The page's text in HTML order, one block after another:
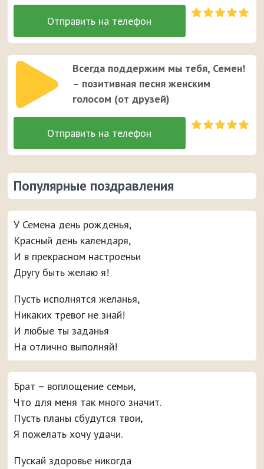
Всегда поддержим мы тебя, Семен!
– позитивная песня женским
голосом (от друзей)
Популярные поздравления
У Семена день рожденья,
Красный день календаря,
И в прекрасном настроеньи
Другу быть желаю я!
Пусть исполнятся желанья,
Никаких тревог не знай!
И любые ты заданья
На отлично выполняй!
Брат – воплощение семьи,
Что для меня так много значит.
Пусть планы сбудутся твои,
Я пожелать хочу удачи.
Пускай здоровье никогда